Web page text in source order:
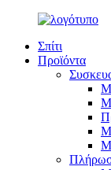
Σπίτι
Προϊόντα